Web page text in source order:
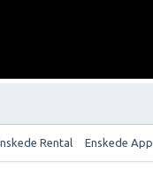
Rental Enskede App